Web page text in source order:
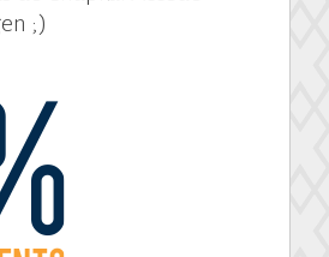
;)